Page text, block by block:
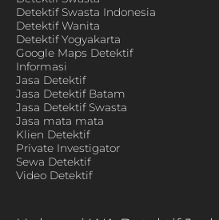
Detektif Swasta Indonesia
Detektif Wanita
Detektif Yogyakarta
Google Maps Detektif
Informasi
Jasa Detektif
Jasa Detektif Batam
Jasa Detektif Swasta
Jasa mata mata
Klien Detektif
Private Investigator
Sewa Detektif
Video Detektif